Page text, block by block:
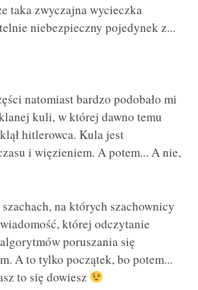
taka zwyczajna wycieczka
niebezpieczny pojedynek z...
natomiast bardzo podobało mi
kuli, w której dawno temu
hitlerowca. Kula jest
i więzieniem. A potem... A nie,
na których szachownicy
której odczytanie
poruszania się
A to tylko początek, bo potem...
to się dowiesz